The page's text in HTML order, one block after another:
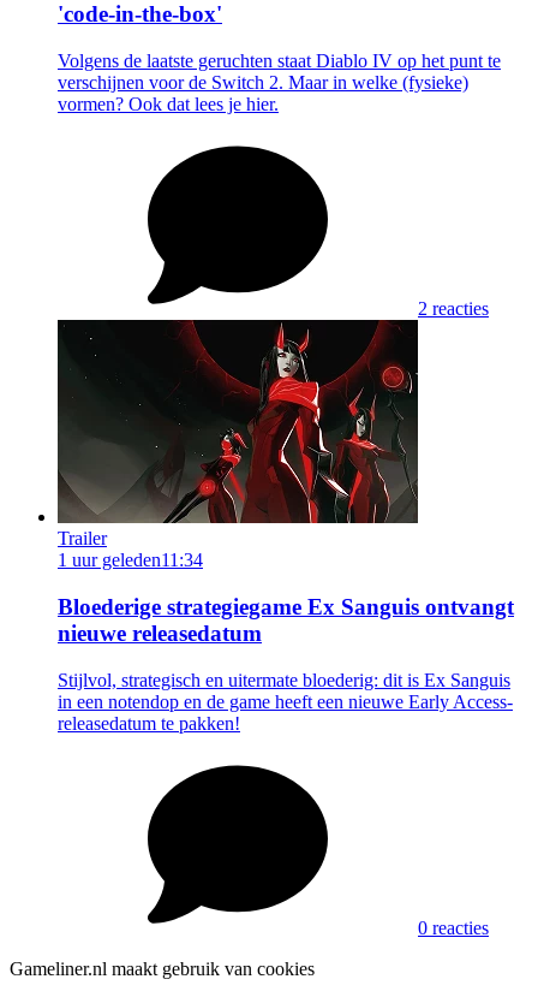
'code-in-the-box'
Volgens de laatste geruchten staat Diablo IV op het punt te
verschijnen voor de Switch 2. Maar in welke (fysieke)
vormen? Ook dat lees je hier.
2 reacties
Trailer
1 uur geleden11:34
Bloederige strategiegame Ex Sanguis ontvangt
nieuwe releasedatum
Stijlvol, strategisch en uitermate bloederig: dit is Ex Sanguis
in een notendop en de game heeft een nieuwe Early Access-
releasedatum te pakken!
0 reacties
Gameliner.nl maakt gebruik van cookies